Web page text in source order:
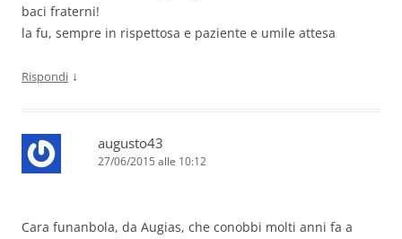
baci fraterni!
la fu, sempre in rispettosa e paziente e umile attesa
Rispondi ↓
augusto43
27/06/2015 alle 10:12
Cara funanbola, da Augias, che conobbi molti anni fa a